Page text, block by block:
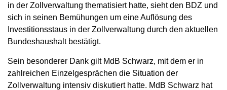
in der Zollverwaltung thematisiert hatte, sieht den BDZ und
sich in seinen Bemühungen um eine Auflösung des
Investitionsstaus in der Zollverwaltung durch den aktuellen
Bundeshaushalt bestätigt.
Sein besonderer Dank gilt MdB Schwarz, mit dem er in
zahlreichen Einzelgesprächen die Situation der
Zollverwaltung intensiv diskutiert hatte. MdB Schwarz hat